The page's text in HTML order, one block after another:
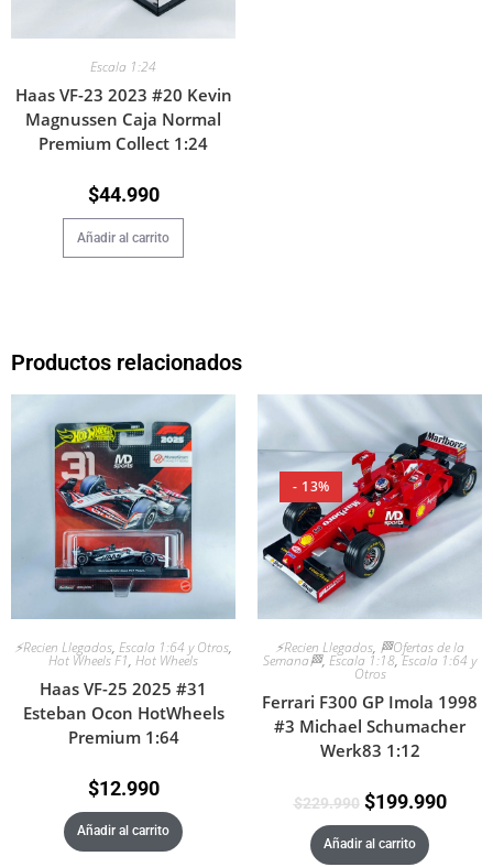
Escala 1:24
Haas VF-23 2023 #20 Kevin
Magnussen Caja Normal
Premium Collect 1:24
$44.990
Añadir al carrito
Productos relacionados
⚡Recien Llegados, Escala 1:64 y Otros,
Hot Wheels F1, Hot Wheels
Haas VF-25 2025 #31
Esteban Ocon HotWheels
Premium 1:64
$12.990
Añadir al carrito
- 13%
⚡Recien Llegados, 🏁Ofertas de la
Semana🏁, Escala 1:18, Escala 1:64 y
Otros
Ferrari F300 GP Imola 1998
#3 Michael Schumacher
Werk83 1:12
$229.990 $199.990
Añadir al carrito